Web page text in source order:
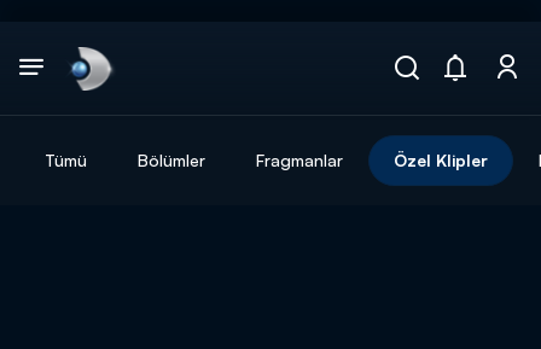
Tümü Bölümler Fragmanlar Özel Klipler